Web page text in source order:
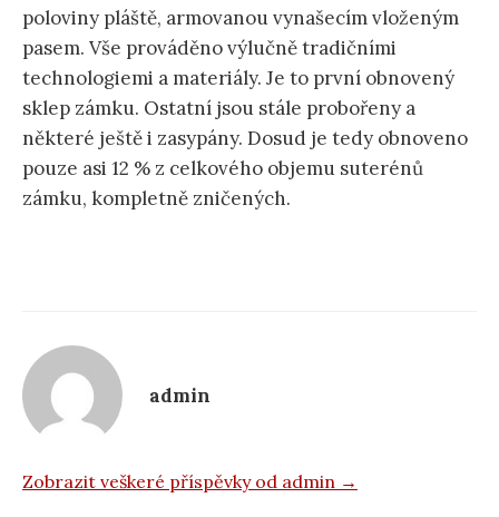
poloviny pláště, armovanou vynašecím vloženým
pasem. Vše prováděno výlučně tradičními
technologiemi a materiály. Je to první obnovený
sklep zámku. Ostatní jsou stále probořeny a
některé ještě i zasypány. Dosud je tedy obnoveno
pouze asi 12 % z celkového objemu suterénů
zámku, kompletně zničených.
admin
Zobrazit veškeré příspěvky od admin →